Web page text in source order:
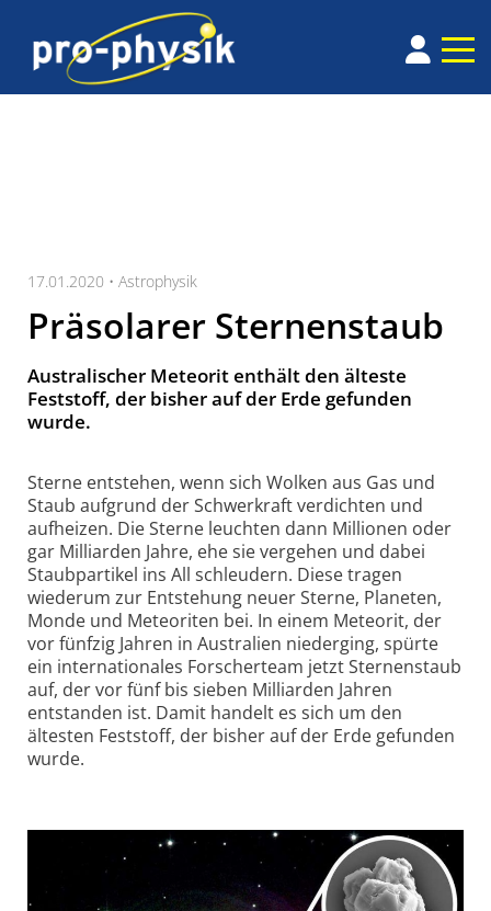
17.01.2020 • Astrophysik
Präsolarer Sternenstaub
Australischer Meteorit enthält den älteste
Feststoff, der bisher auf der Erde gefunden
wurde.
Sterne entstehen, wenn sich Wolken aus Gas und
Staub aufgrund der Schwerkraft verdichten und
aufheizen. Die Sterne leuchten dann Millionen oder
gar Milliarden Jahre, ehe sie vergehen und dabei
Staub­partikel ins All schleudern. Diese tragen
wiederum zur Entstehung neuer Sterne, Planeten,
Monde und Meteoriten bei. In einem Meteorit, der
vor fünfzig Jahren in Australien nieder­ging, spürte
ein inter­natio­nales Forscher­team jetzt Sternen­staub
auf, der vor fünf bis sieben Milliarden Jahren
entstanden ist. Damit handelt es sich um den
ältesten Fest­stoff, der bisher auf der Erde gefunden
wurde.